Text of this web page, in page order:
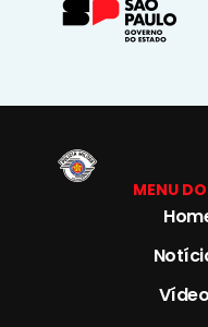
MENU